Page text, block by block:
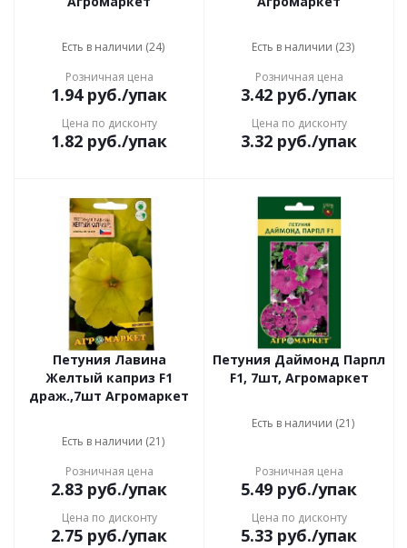
Есть в наличии (24)
Розничная цена
1.94руб./упак
Цена по дисконту
1.82 руб./упак
Есть в наличии (23)
Розничная цена
3.42 руб./упак
Цена по дисконту
3.32 руб./упак
Петуния Лавина
Желтый каприз F1
драж.,7шт Агромаркет
Есть в наличии (21)
Розничная цена
2.83 руб./упак
Цена по дисконту
2.75 руб./упак
Петуния Даймонд Парпл
F1, 7шт, Агромаркет
Есть в наличии (21)
Розничная цена
5.49 руб./упак
Цена по дисконту
5.33 руб./упак